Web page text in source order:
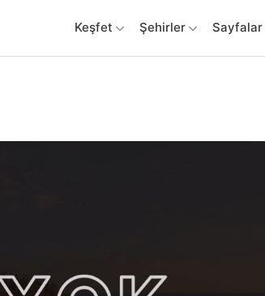
Keşfet Şehirler Sayfalar